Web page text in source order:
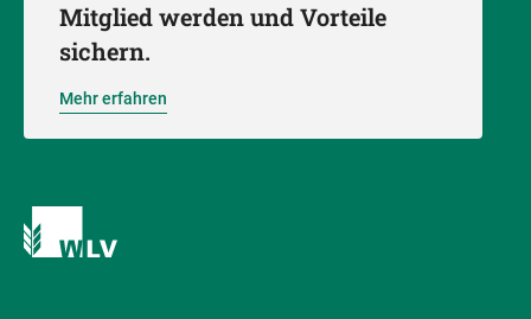
Mitglied werden und Vorteile
sichern.
Mehr erfahren